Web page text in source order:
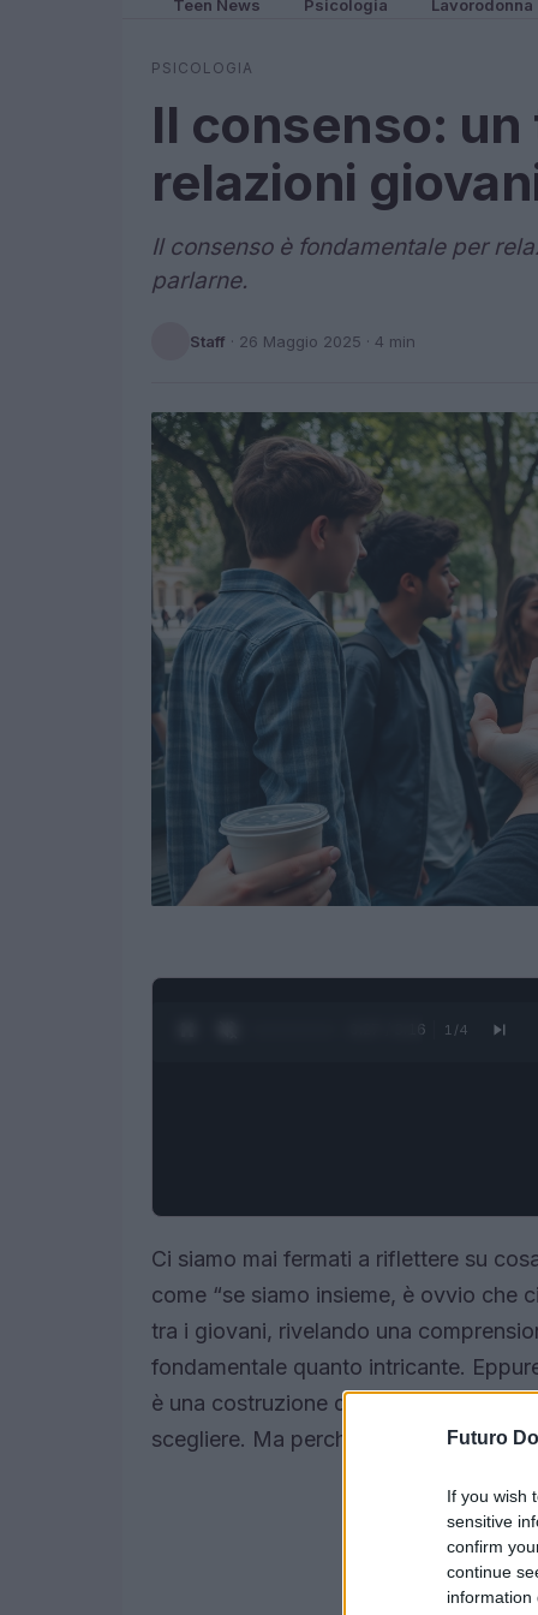
Futuro
If you wish
sensitive
confirm
continue
information
Teen News Psicologia Lavorodonna
PSICOLOGIA
Il consenso:
relazioni
Il consenso è fondamentale per
parlarne.
Staff · 26 Maggio 2025 · 4 min
0:28 / 3:16 1 /4
Ci siamo mai fermati a riflettere su
come “se siamo insieme, è ovvio che
tra i giovani, rivelando una
fondamentale quanto intricante.
è una costruzione di relazioni
scegliere. Ma perché è così